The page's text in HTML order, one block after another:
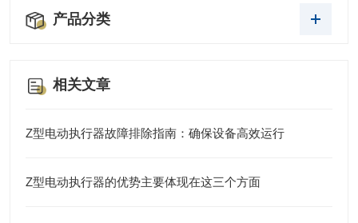
产品分类
相关文章
Z型电动执行器故障排除指南：确保设备高效运行
Z型电动执行器的优势主要体现在这三个方面